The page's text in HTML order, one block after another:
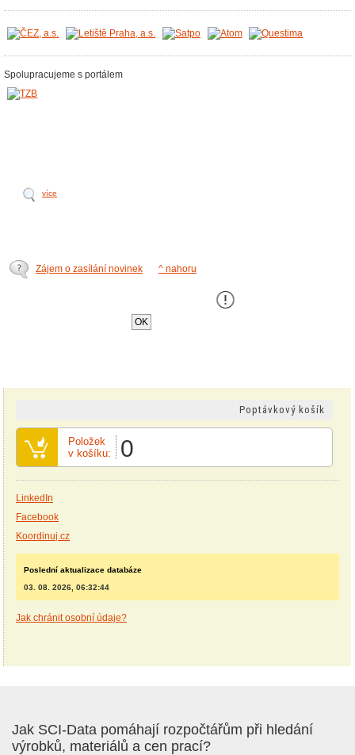
Spolupracujeme s portálem
více
Zájem o zasílání novinek ^ nahoru
OK
Poptávkový košík
Položek
v košíku:
0
LinkedIn
Facebook
Koordinuj.cz
Poslední aktualizace databáze
03. 08. 2026, 06:32:44
Jak chránit osobní údaje?
Jak SCI-Data pomáhají rozpočtářům při hledání
výrobků, materiálů a cen prací?